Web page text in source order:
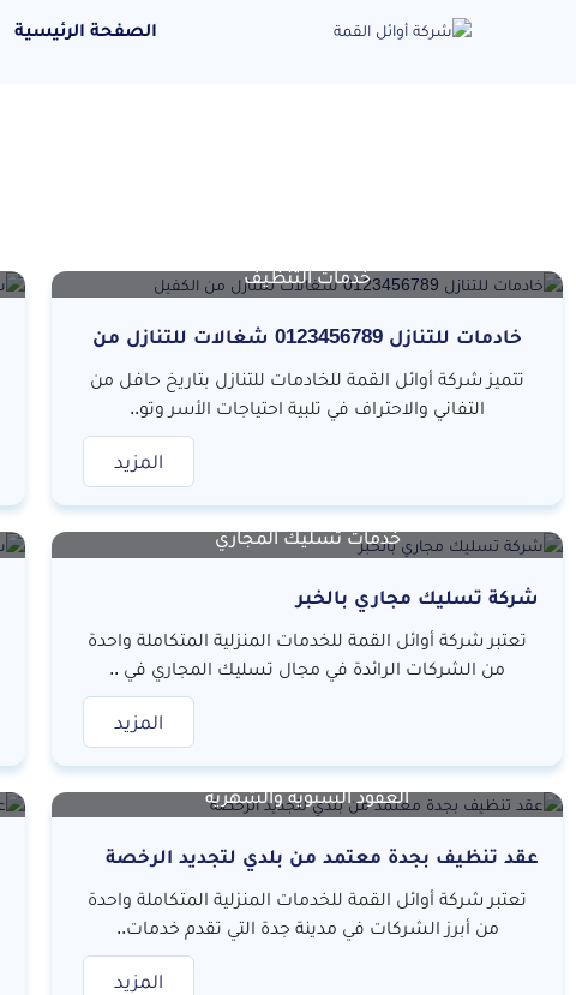
الصفحة الرئيسية
خدمات التنظيف
خادمات للتنازل 0123456789 شغالات للتنازل من
تتميز شركة أوائل القمة للخادمات للتنازل بتاريخ حافل من
التفاني والاحتراف في تلبية احتياجات الأسر وتو..
المزيد
خدمات تسليك المجاري
شركة تسليك مجاري بالخبر
تعتبر شركة أوائل القمة للخدمات المنزلية المتكاملة واحدة
من الشركات الرائدة في مجال تسليك المجاري في ..
المزيد
العقود السنوية والشهرية
عقد تنظيف بجدة معتمد من بلدي لتجديد الرخصة
تعتبر شركة أوائل القمة للخدمات المنزلية المتكاملة واحدة
من أبرز الشركات في مدينة جدة التي تقدم خدمات..
المزيد